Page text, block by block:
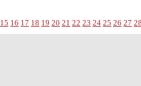
15 16 17 18 19 20 21 22 23 24 25 26 27